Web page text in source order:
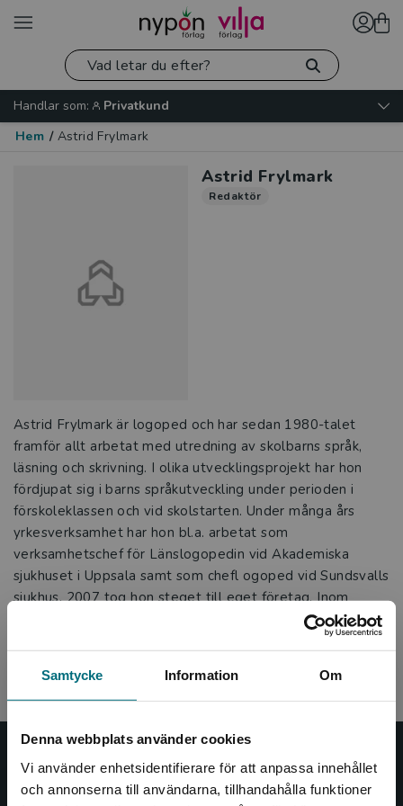
Samtycke Information Om
Denna webbplats använder cookies
Vi använder enhetsidentifierare för att anpassa innehållet
och annonserna till användarna, tillhandahålla funktioner
Handlar som:
Privatkund
Hem / Astrid Frylmark
Astrid Frylmark
Redaktör
Astrid Frylmark är logoped och har sedan 1980-talet
framför allt arbetat med utredning av skolbarns språk,
läsning och skrivning. I olika utvecklingsprojekt har hon
fördjupat sig i barns språkutveckling under perioden i
förskoleklassen och vid skolstarten. Under många års
yrkesverksamhet har hon bl.a. arbetat som
verksamhetschef för Länslogopedin vid Akademiska
sjukhuset i Uppsala samt som chefl ogoped vid Sundsvalls
sjukhus. 2007 tog hon steget till eget företag. Inom
konsultverksamhet. Bland de mer välkända materialen är
berätta – 100 språklekar för små barn (2008).
Nypon och Vilja